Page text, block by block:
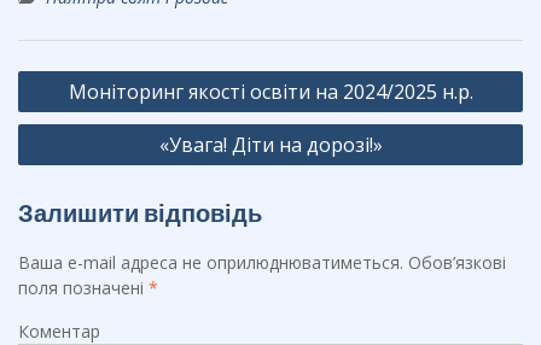
e
b
o
o
k
e
gr
a
m
er
Навігація
записів
Моніторинг якості освіти на 2024/2025 н.р.
«Увага! Діти на дорозі!»
Залишити відповідь
Ваша e-mail адреса не оприлюднюватиметься. Обов’язкові
поля позначені *
Коментар